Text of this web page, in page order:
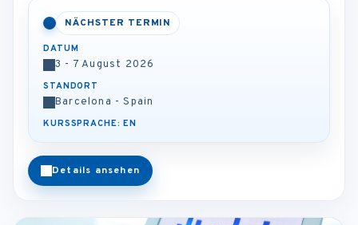
NÄCHSTER TERMIN
DATUM
3 - 7 August 2026
STANDORT
Barcelona - Spain
KURSSPRACHE: EN
Details ansehen